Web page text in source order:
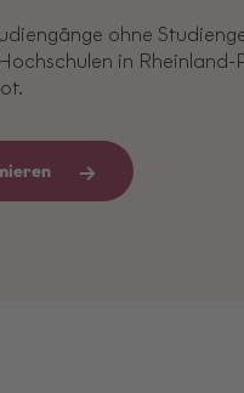
ohne
in Rheinland-